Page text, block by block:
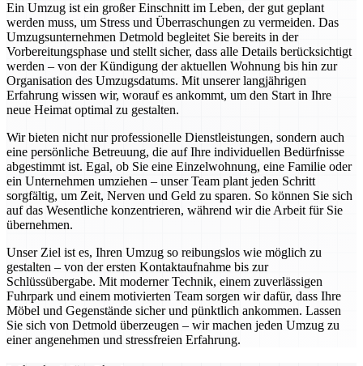
Ein Umzug ist ein großer Einschnitt im Leben, der gut geplant
werden muss, um Stress und Überraschungen zu vermeiden. Das
Umzugsunternehmen Detmold begleitet Sie bereits in der
Vorbereitungsphase und stellt sicher, dass alle Details berücksichtigt
werden – von der Kündigung der aktuellen Wohnung bis hin zur
Organisation des Umzugsdatums. Mit unserer langjährigen
Erfahrung wissen wir, worauf es ankommt, um den Start in Ihre
neue Heimat optimal zu gestalten.
Wir bieten nicht nur professionelle Dienstleistungen, sondern auch
eine persönliche Betreuung, die auf Ihre individuellen Bedürfnisse
abgestimmt ist. Egal, ob Sie eine Einzelwohnung, eine Familie oder
ein Unternehmen umziehen – unser Team plant jeden Schritt
sorgfältig, um Zeit, Nerven und Geld zu sparen. So können Sie sich
auf das Wesentliche konzentrieren, während wir die Arbeit für Sie
übernehmen.
Unser Ziel ist es, Ihren Umzug so reibungslos wie möglich zu
gestalten – von der ersten Kontaktaufnahme bis zur
Schlüssübergabe. Mit moderner Technik, einem zuverlässigen
Fuhrpark und einem motivierten Team sorgen wir dafür, dass Ihre
Möbel und Gegenstände sicher und pünktlich ankommen. Lassen
Sie sich von Detmold überzeugen – wir machen jeden Umzug zu
einer angenehmen und stressfreien Erfahrung.